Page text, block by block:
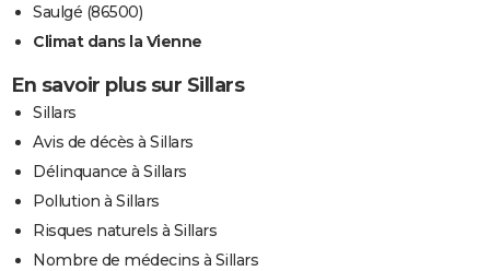
Saulgé (86500)
Climat dans la Vienne
En savoir plus sur Sillars
Sillars
Avis de décès à Sillars
Délinquance à Sillars
Pollution à Sillars
Risques naturels à Sillars
Nombre de médecins à Sillars